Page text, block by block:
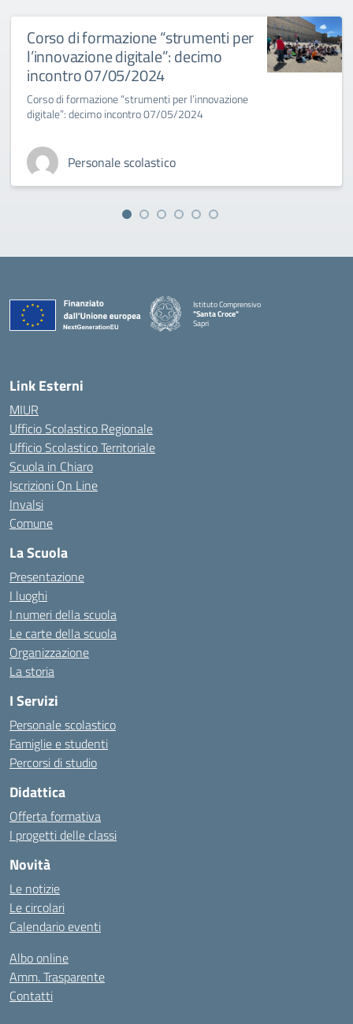
Corso di formazione “strumenti per
l’innovazione digitale”: decimo
incontro 07/05/2024
Corso di formazione “strumenti per l’innovazione
digitale”: decimo incontro 07/05/2024
Personale scolastico
Istituto Comprensivo
"Santa Croce"
Sapri
— Visita la pagina iniziale della scuola
Link Esterni
MIUR
Ufficio Scolastico Regionale
Ufficio Scolastico Territoriale
Scuola in Chiaro
Iscrizioni On Line
Invalsi
Comune
La Scuola
Presentazione
I luoghi
I numeri della scuola
Le carte della scuola
Organizzazione
La storia
I Servizi
Personale scolastico
Famiglie e studenti
Percorsi di studio
Didattica
Offerta formativa
I progetti delle classi
Novità
Le notizie
Le circolari
Calendario eventi
Albo online
Amm. Trasparente
Contatti